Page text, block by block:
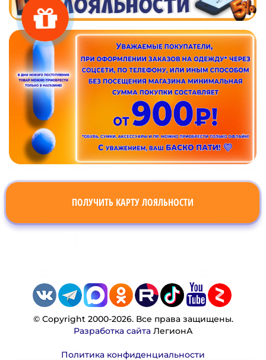
ПОЛУЧИТЬ КАРТУ ЛОЯЛЬНОСТИ
© Copyright 2000-2026. Все права защищены.
Разработка сайтаЛегионА
Политика конфиденциальности